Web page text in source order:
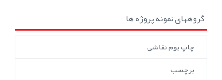
گروههای نمونه پروژه ها
چاپ بوم نقاشی
برچسب